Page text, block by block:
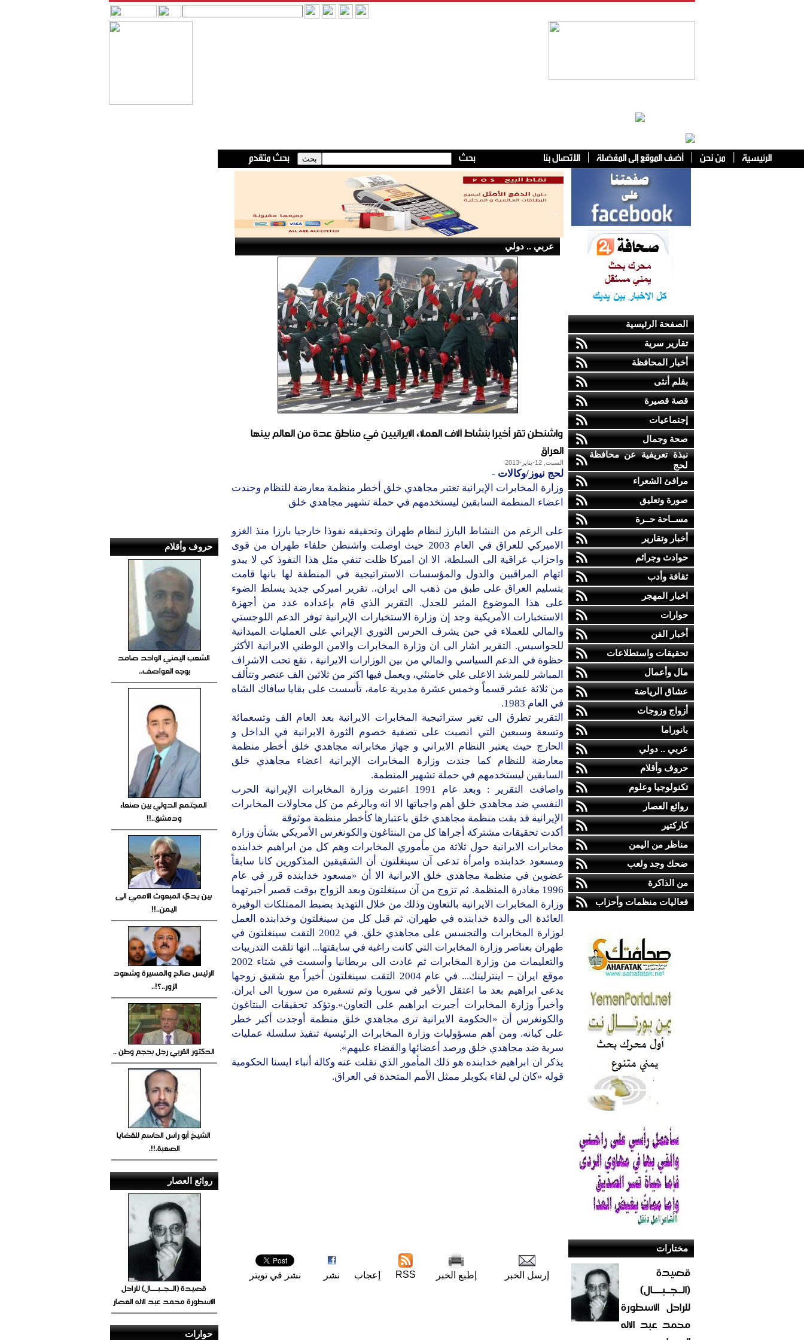
الصفحة الرئيسية
تقارير سرية
أخبار المحافظة
بقلم أنثى
قصة قصيرة
إجتماعيات
صحة وجمال
نبذة تعريفية عن محافظة
لحج
مرافئ الشعراء
صورة وتعليق
مســاحة حــرة
أخبار وتقارير
حوادث وجرائم
ثقافة وأدب
اخبار المهجر
حوارات
أخبار الفن
تحقيقات واستطلاعات
مال وأعمال
عشاق الرياضة
أزواج وزوجات
بانوراما
عربي .. دولي
حروف وأقلام
تكنولوجيا وعلوم
روائع العصار
كاركتير
مناظر من اليمن
ضحك وجد ولعب
من الذاكرة
فعاليات منظمات وأحزاب
مختارات
قصيدة
(الــجــبــــال)
للراحل الأسطورة
محمد عبد الاله
عربي .. دولي
واشنطن تقر أخيرا بنشاط آلاف العملاء الايرانيين في مناطق عدة من العالم بينها
العراق
السبت, 12-يناير-2013
لحج نيوز/وكالات -
وزارة المخابرات الإيرانية تعتبر مجاهدي خلق أخطر منظمة معارضة للنظام وجندت
اعضاء المنطمة السابقين ليستخدمهم في حملة تشهير مجاهدي خلق
على الرغم من النشاط البارز لنظام طهران وتحقيقه نفوذا خارجيا بارزا منذ الغزو
الاميركي للعراق في العام 2003 حيث اوصلت واشنطن حلفاء طهران من قوى
واحزاب عراقية الى السلطة، الا ان اميركا ظلت تنفي مثل هذا النفوذ كي لا يبدو
اتهام المراقبين والدول والمؤسسات الاستراتيجية في المنطقة لها بانها قامت
بتسليم العراق على طبق من ذهب الى ايران،. تقرير اميركي جديد يسلط الضوء
على هذا الموضوع المثير للجدل. التقرير الذي قام بإعداده عدد من أجهزة
الاستخبارات الأمريكية وجد إن وزارة الاستخبارات الإيرانية توفر الدعم اللوجستي
والمالي للعملاء في حين يشرف الحرس الثوري الإيراني على العمليات الميدانية
للجواسيس. التقرير اشار الى ان وزارة المخابرات والامن الوطني الايرانية الأكثر
حظوة في الدعم السياسي والمالي من بين الوزارات الايرانية ، تقع تحت الاشراف
المباشر للمرشد الاعلى علي خامنئي، ويعمل فيها اكثر من ثلاثين الف عنصر وتتألف
من ثلاثة عشر قسماً وخمس عشرة مديرية عامة، تأسست على بقايا سافاك الشاه
في العام 1983.
التقرير تطرق الى تغير ستراتيجية المخابرات الايرانية بعد العام الف وتسعمائة
وتسعة وسبعين التي انصبت على تصفية خصوم الثورة الايرانية في الداخل و
الحارج حيث يعتبر النظام الايراني و جهاز مخابراته مجاهدي خلق أخطر منظمة
معارضة للنظام كما جندت وزارة المخابرات الإيرانية اعضاء مجاهدي خلق
السابقين ليستخدمهم في حملة تشهير المنطمة.
واصافت التقرير : وبعد عام 1991 اعتبرت وزارة المخابرات الإيرانية الحرب
النفسي ضد مجاهدي خلق أهم واجباتها الا انه وبالرغم من كل محاولات المخابرات
الإيرانية قد بقت منظمة مجاهدي خلق باعتبارها كأخطر منظمة موثوقة
أكدت تحقيقات مشتركة أجراها كل من البنتاغون والكونغرس الأمريكي بشأن وزارة
مخابرات الايرانية حول ثلاثة من مأموري المخابرات وهم كل من ابراهيم خدابنده
ومسعود خدابنده وامرأة تدعى آن سينغلتون أن الشقيقين المذكورين كانا سابقاً
عضوين في منظمة مجاهدي خلق الايرانية الا أن «مسعود خدابنده قرر في عام
1996 مغادرة المنظمة. ثم تزوج من آن سينغلتون وبعد الزواج بوقت قصير أجبرتهما
وزارة المخابرات الايرانية بالتعاون وذلك من خلال التهديد بضبط الممتلكات الوفيرة
العائدة الى والدة خدابنده في طهران. ثم قبل كل من سينغلتون وخدابنده العمل
لوزارة المخابرات والتجسس على مجاهدي خلق. في 2002 التقت سينغلتون في
طهران بعناصر وزارة المخابرات التي كانت راغبة في سابقتها... انها تلقت التدريبات
والتعليمات من وزارة المخابرات ثم عادت الى بريطانيا وأسست في شتاء 2002
موقع ايران – اينترلينك... في عام 2004 التقت سينغلتون أخيراً مع شقيق زوجها
يدعى ابراهيم بعد ما اعتقل الأخير في سوريا وتم تسفيره من سوريا الى ايران.
وأخيراً وزارة المخابرات أجبرت ابراهيم على التعاون».وتؤكد تحقيقات البنتاغون
والكونغرس أن «الحكومة الايرانية ترى مجاهدي خلق منظمة أوجدت أكبر خطر
على كيانه. ومن أهم مسؤوليات وزارة المخابرات الرئيسية تنفيذ سلسلة عمليات
سرية ضد مجاهدي خلق ورصد أعضائها والقضاء عليهم».
يذكر ان ابراهيم خدابنده هو ذلك المأمور الذي نقلت عنه وكالة أنباء ايسنا الحكومية
قوله «كان لي لقاء بكوبلر ممثل الأمم المتحدة في العراق.
إرسل الخبر إطبع الخبر RSS إعجاب نشر نشر في تويتر
حروف وأقلام
الشعب اليمني الواحد صامد
بوجه العواصف..
المجتمع الدولي بين صنعاء
ودمشق..!!
بين يدي المبعوث الأممي الى
اليمن..!!
الرئيس صالح والمسيرة وشهود
الزور..؟!..
الدكتور القربي رجل بحجم وطن ..
الشيخ أبو راس الحاسم للقضايا
الصعبة.!!.
روائع العصار
قصيدة (الــجــبــــال) للراحل
الأسطورة محمد عبد الاله العصار
حوارات